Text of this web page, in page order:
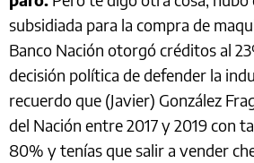
subsidiada para la compra de
Banco Nación otorgó créditos al
decisión política de defender la
recuerdo que (Javier) González
del Nación entre 2017 y 2019 con
80% y tenías que salir a vender